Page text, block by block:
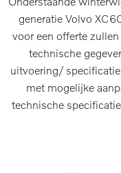
generatie Volvo
voor een offerte
technische
uitvoering/
met mogelijke
technische